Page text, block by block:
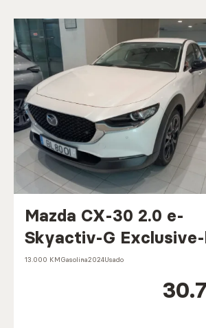
Mazda CX-30 2.0 e-
Skyactiv-G
13.000 KMGasolina2024Usado